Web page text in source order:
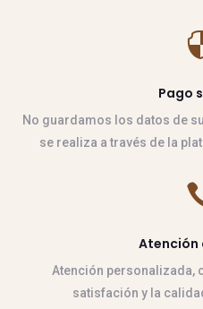
Pago
No guardamos los datos de
se realiza a través de la
Atención
Atención personalizada,
satisfación y la